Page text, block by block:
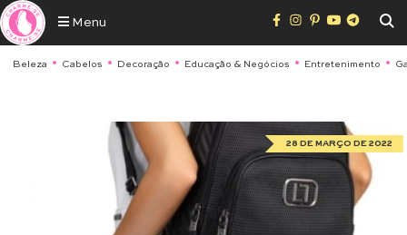
Menu
Beleza Cabelos Decoração Educação & Negócios Entretenimento
28 DE MARÇO DE 2022